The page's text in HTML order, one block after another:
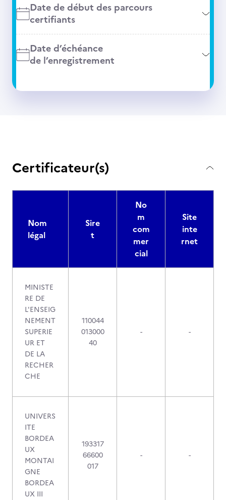
Date de début des parcours
certifiants
Date d’échéance
de l’enregistrement
Certificateur(s)
Nom
légal
Sire
t
No
m
com
mer
cial
Site
inte
rnet
MINISTE
RE DE
L'ENSEIG
NEMENT
SUPERIE
UR ET
DE LA
RECHER
CHE
110044
013000
40
- -
UNIVERS
ITE
BORDEA
UX
MONTAI
GNE
BORDEA
UX III
193317
66600
017
- -